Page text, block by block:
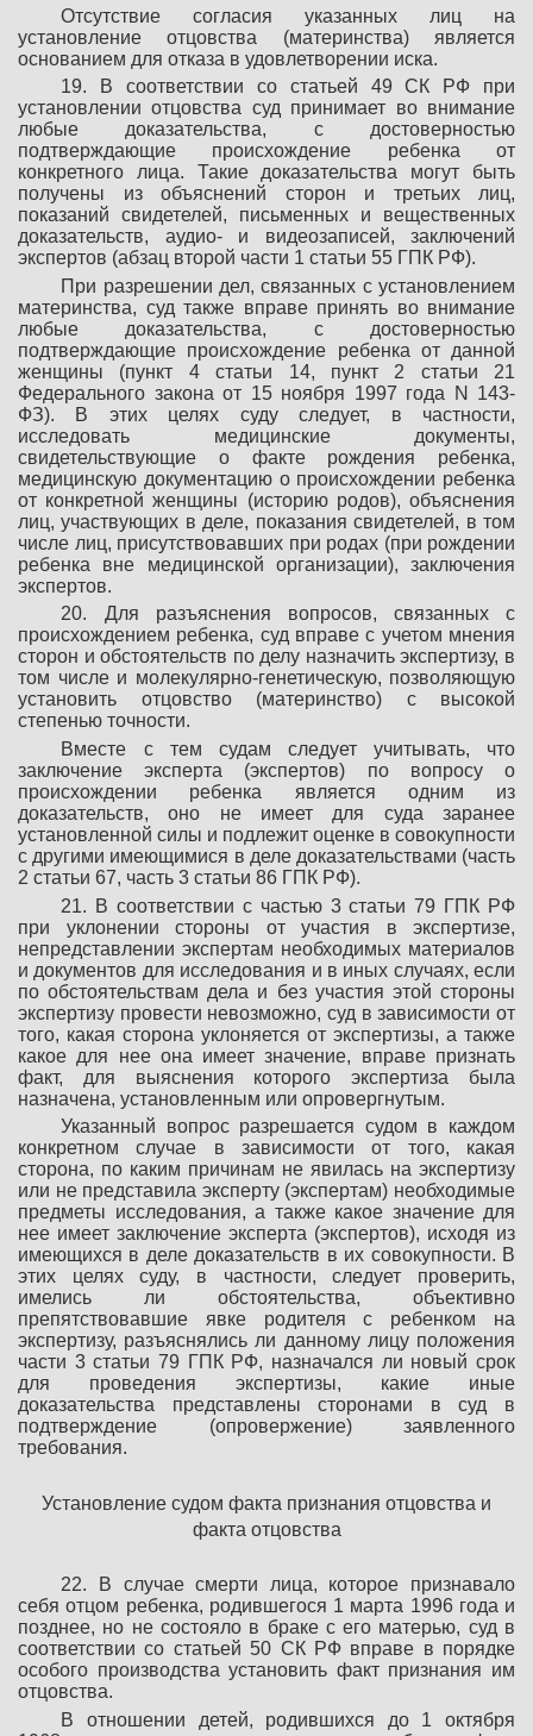
Отсутствие согласия указанных лиц на
установление отцовства (материнства) является
основанием для отказа в удовлетворении иска.
19. В соответствии со статьей 49 СК РФ при
установлении отцовства суд принимает во внимание
любые доказательства, с достоверностью
подтверждающие происхождение ребенка от
конкретного лица. Такие доказательства могут быть
получены из объяснений сторон и третьих лиц,
показаний свидетелей, письменных и вещественных
доказательств, аудио- и видеозаписей, заключений
экспертов (абзац второй части 1 статьи 55 ГПК РФ).
При разрешении дел, связанных с установлением
материнства, суд также вправе принять во внимание
любые доказательства, с достоверностью
подтверждающие происхождение ребенка от данной
женщины (пункт 4 статьи 14, пункт 2 статьи 21
Федерального закона от 15 ноября 1997 года N 143-
ФЗ). В этих целях суду следует, в частности,
исследовать медицинские документы,
свидетельствующие о факте рождения ребенка,
медицинскую документацию о происхождении ребенка
от конкретной женщины (историю родов), объяснения
лиц, участвующих в деле, показания свидетелей, в том
числе лиц, присутствовавших при родах (при рождении
ребенка вне медицинской организации), заключения
экспертов.
20. Для разъяснения вопросов, связанных с
происхождением ребенка, суд вправе с учетом мнения
сторон и обстоятельств по делу назначить экспертизу, в
том числе и молекулярно-генетическую, позволяющую
установить отцовство (материнство) с высокой
степенью точности.
Вместе с тем судам следует учитывать, что
заключение эксперта (экспертов) по вопросу о
происхождении ребенка является одним из
доказательств, оно не имеет для суда заранее
установленной силы и подлежит оценке в совокупности
с другими имеющимися в деле доказательствами (часть
2 статьи 67, часть 3 статьи 86 ГПК РФ).
21. В соответствии с частью 3 статьи 79 ГПК РФ
при уклонении стороны от участия в экспертизе,
непредставлении экспертам необходимых материалов
и документов для исследования и в иных случаях, если
по обстоятельствам дела и без участия этой стороны
экспертизу провести невозможно, суд в зависимости от
того, какая сторона уклоняется от экспертизы, а также
какое для нее она имеет значение, вправе признать
факт, для выяснения которого экспертиза была
назначена, установленным или опровергнутым.
Указанный вопрос разрешается судом в каждом
конкретном случае в зависимости от того, какая
сторона, по каким причинам не явилась на экспертизу
или не представила эксперту (экспертам) необходимые
предметы исследования, а также какое значение для
нее имеет заключение эксперта (экспертов), исходя из
имеющихся в деле доказательств в их совокупности. В
этих целях суду, в частности, следует проверить,
имелись ли обстоятельства, объективно
препятствовавшие явке родителя с ребенком на
экспертизу, разъяснялись ли данному лицу положения
части 3 статьи 79 ГПК РФ, назначался ли новый срок
для проведения экспертизы, какие иные
доказательства представлены сторонами в суд в
подтверждение (опровержение) заявленного
требования.
Установление судом факта признания отцовства и
факта отцовства
22. В случае смерти лица, которое признавало
себя отцом ребенка, родившегося 1 марта 1996 года и
позднее, но не состояло в браке с его матерью, суд в
соответствии со статьей 50 СК РФ вправе в порядке
особого производства установить факт признания им
отцовства.
В отношении детей, родившихся до 1 октября